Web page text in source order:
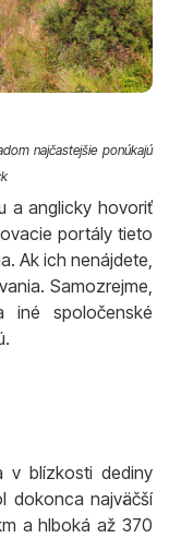
najčastejšie ponúkajú
a anglicky hovoriť
portály tieto
Ak ich nenájdete,
Samozrejme,
iné spoločenské
v blízkosti dediny
dokonca najväčší
a hlboká až 370